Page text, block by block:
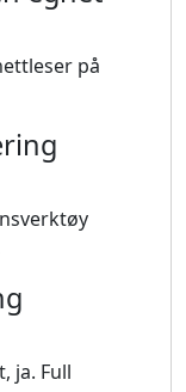
på
ja. Full